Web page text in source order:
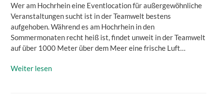
Wer am Hochrhein eine Eventlocation für außergewöhnliche
Veranstaltungen sucht ist in der Teamwelt bestens
aufgehoben. Während es am Hochrhein in den
Sommermonaten recht heiß ist, findet unweit in der Teamwelt
auf über 1000 Meter über dem Meer eine frische Luft…
Weiter lesen